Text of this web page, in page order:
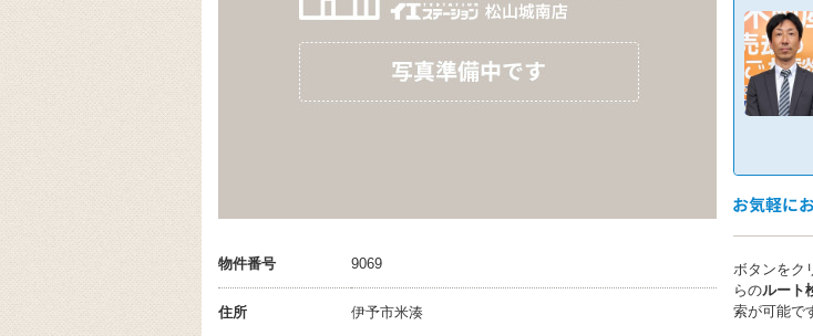
物件番号 9069
住所 伊予市米湊
ボタンをク
らのルート
索が可能で